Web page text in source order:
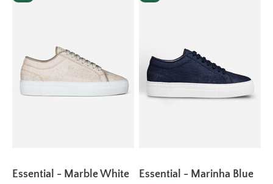
Essential - Marble White
Essential - Marinha Blue